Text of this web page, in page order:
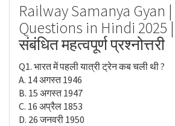
Railway Samanya Gyan
Questions in Hindi 2025
संबंधित महत्वपूर्ण प्रश्नोत्तरी
Q1. भारत में पहली यात्री ट्रेन कब चली थी ?
A. 14 अगस्त 1946
B. 15 अगस्त 1947
C. 16 अप्रैल 1853
D. 26 जनवरी 1950